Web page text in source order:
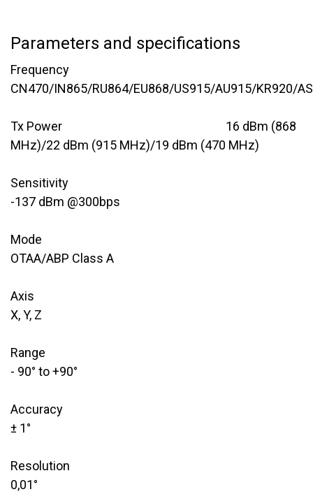
Parameters and specifications
Frequency
CN470/IN865/RU864/EU868/US915/AU915/KR920/
Tx Power​
​16 dBm (868
MHz)/22 dBm (915 MHz)/19 dBm (470 MHz)
Sensitivity
-137 dBm @300bps
Mode
OTAA/ABP Class A
Axis
X, Y, Z
Range
- 90° to +90°
Accuracy
± 1°
Resolution
0,01°